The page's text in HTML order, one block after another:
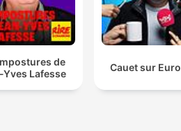
de
Yves Lafesse
Cauet sur